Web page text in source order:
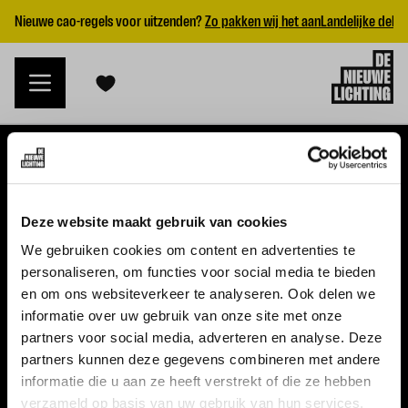
Deze website maakt gebruik van cookies
We gebruiken cookies om content en advertenties te
personaliseren, om functies voor social media te bieden
en om ons websiteverkeer te analyseren. Ook delen we
informatie over uw gebruik van onze site met onze
partners voor social media, adverteren en analyse. Deze
partners kunnen deze gegevens combineren met andere
informatie die u aan ze heeft verstrekt of die ze hebben
verzameld op basis van uw gebruik van hun services.
Nieuwe cao-regels voor uitzenden?Zo pakken wij het aanLandelijke
WERKGEVERS
Nieuwe cao uitzenden 2026
Vraag een offerte aan
VACATURES
Alle vacatures
Topvacatures